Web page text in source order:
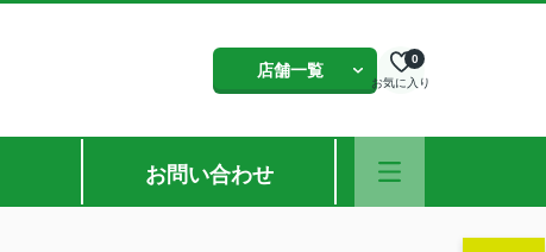
店舗一覧
お気に入り
0
お問い合わせ